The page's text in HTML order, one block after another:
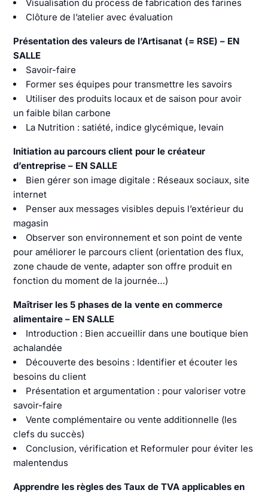
Visualisation du process de fabrication des farines
Clôture de l’atelier avec évaluation
Présentation des valeurs de l’Artisanat (= RSE) – EN
SALLE
Savoir-faire
Former ses équipes pour transmettre les savoirs
Utiliser des produits locaux et de saison pour avoir
un faible bilan carbone
La Nutrition : satiété, indice glycémique, levain
Initiation au parcours client pour le créateur
d’entreprise – EN SALLE
Bien gérer son image digitale : Réseaux sociaux, site
internet
Penser aux messages visibles depuis l’extérieur du
magasin
Observer son environnement et son point de vente
pour améliorer le parcours client (orientation des flux,
zone chaude de vente, adapter son offre produit en
fonction du moment de la journée…)
Maîtriser les 5 phases de la vente en commerce
alimentaire – EN SALLE
Introduction : Bien accueillir dans une boutique bien
achalandée
Découverte des besoins : Identifier et écouter les
besoins du client
Présentation et argumentation : pour valoriser votre
savoir-faire
Vente complémentaire ou vente additionnelle (les
clefs du succès)
Conclusion, vérification et Reformuler pour éviter les
malentendus
Apprendre les règles des Taux de TVA applicables en